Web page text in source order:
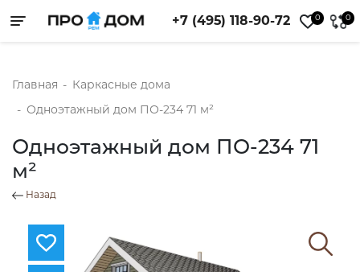
Toggle navigation +7 (495) 118-90-72 0 0
Главная - Каркасные дома
- Одноэтажный дом ПО-234 71 м²
Одноэтажный дом ПО-234 71
м²
Назад